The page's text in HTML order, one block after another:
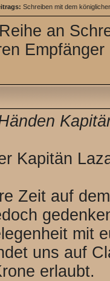
Schreiben mit dem
an
Kapitän
Zeit auf
mit
uns auf
erlaubt.